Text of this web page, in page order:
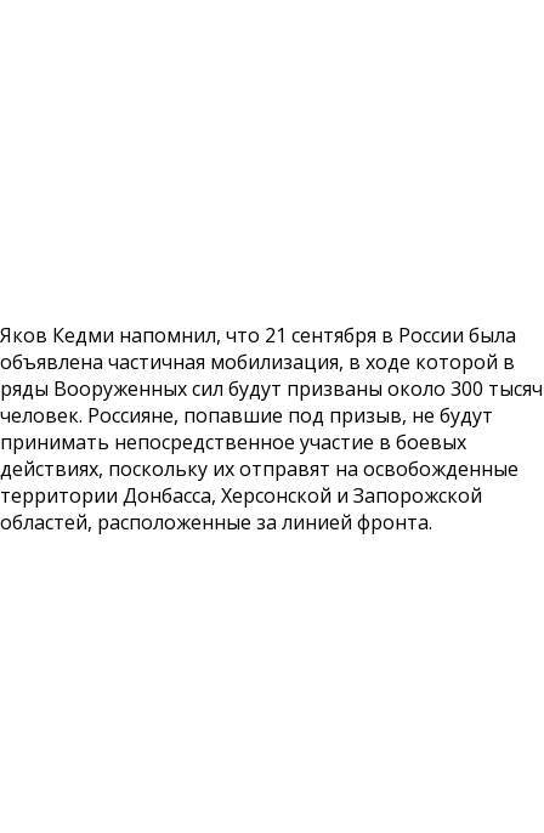
Яков Кедми напомнил, что 21 сентября в России была
объявлена частичная мобилизация, в ходе которой в
ряды Вооруженных сил будут призваны около 300 тысяч
человек. Россияне, попавшие под призыв, не будут
принимать непосредственное участие в боевых
действиях, поскольку их отправят на освобожденные
территории Донбасса, Херсонской и Запорожской
областей, расположенные за линией фронта.